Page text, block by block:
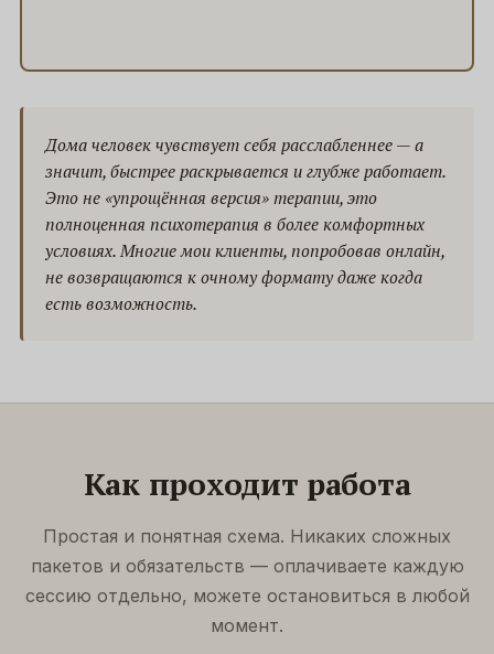
Дома человек чувствует себя расслабленнее — а
значит, быстрее раскрывается и глубже работает.
Это не «упрощённая версия» терапии, это
полноценная психотерапия в более комфортных
условиях. Многие мои клиенты, попробовав онлайн,
не возвращаются к очному формату даже когда
есть возможность.
Как проходит работа
Простая и понятная схема. Никаких сложных
пакетов и обязательств — оплачиваете каждую
сессию отдельно, можете остановиться в любой
момент.